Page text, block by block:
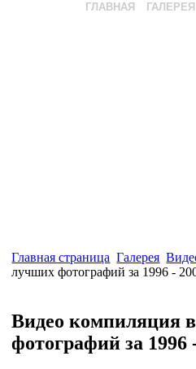
ГЛАВНАЯ ГАЛЕРЕЯ
Главная страница Галерея
лучших фотографий за 1996 -
Видео компиляция
фотографий за 1996